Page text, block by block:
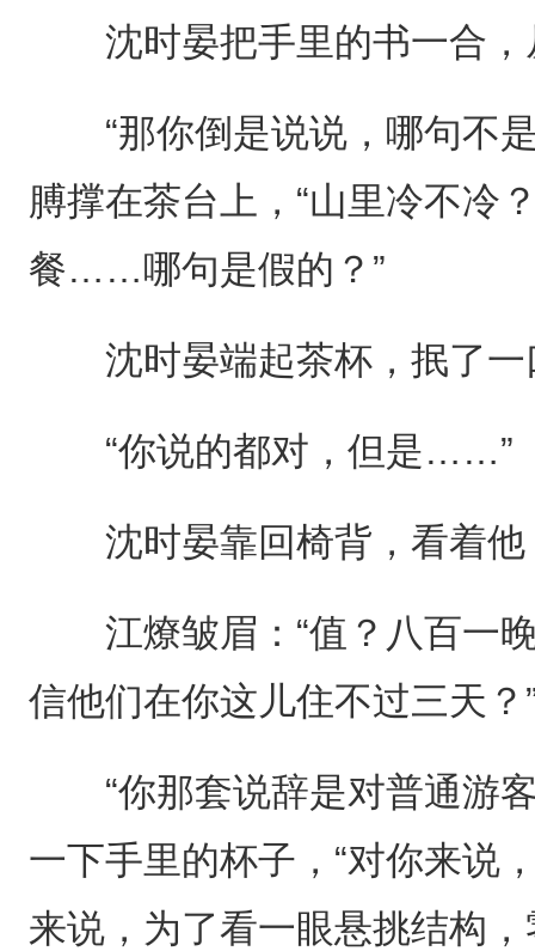
沈时晏把手里的书一合，
“那你倒是说说，哪句不是
膊撑在茶台上，“山里冷不冷
餐……哪句是假的？”
沈时晏端起茶杯，抿了一
“你说的都对，但是……”
沈时晏靠回椅背，看着他
江燎皱眉：“值？八百一晚
信他们在你这儿住不过三天？
“你那套说辞是对普通游客
一下手里的杯子，“对你来说
来说，为了看一眼悬挑结构